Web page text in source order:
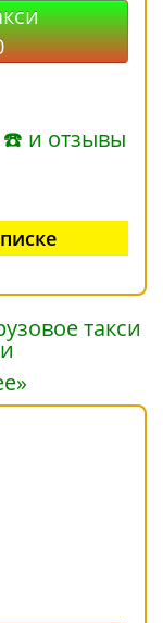
и отзывы